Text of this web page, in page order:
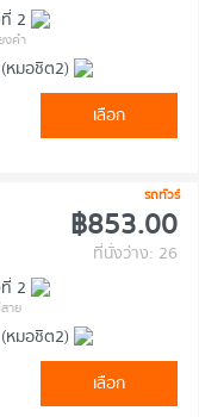
2
งคำ
หมอชิต2)
เลือก
รถทัวร์
฿853.00
ที่นั่งว่าง: 26
2
าย
หมอชิต2)
เลือก